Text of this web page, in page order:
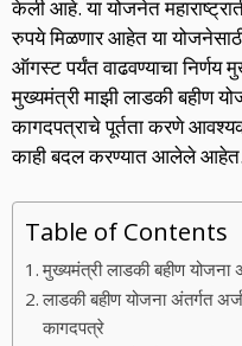
o
k
m p
p
केली आहे. या योजनेत
रुपये मिळणार आहेत या
ऑगस्ट पर्यंत वाढवण्याचा निर्णय
मुख्यमंत्री माझी लाडकी बहीण
कागदपत्राचे पूर्तता करणे
काही बदल करण्यात आलेले आहेत.
Table of Contents
मुख्यमंत्री लाडकी बहीण योजना
लाडकी बहीण योजना अंतर्गत
कागदपत्रे